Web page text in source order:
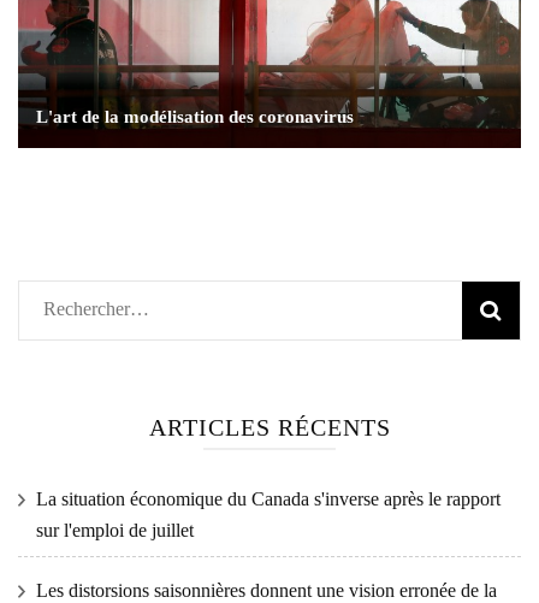
L'art de la modélisation des coronavirus
Rechercher :
ARTICLES RÉCENTS
La situation économique du Canada s'inverse après le rapport
sur l'emploi de juillet
Les distorsions saisonnières donnent une vision erronée de la